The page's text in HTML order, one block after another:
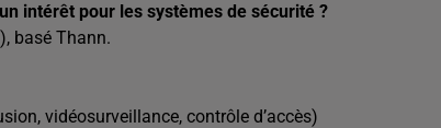
intérêt pour les systèmes de sécurité ?
basé Thann.
vidéosurveillance, contrôle d’accès)